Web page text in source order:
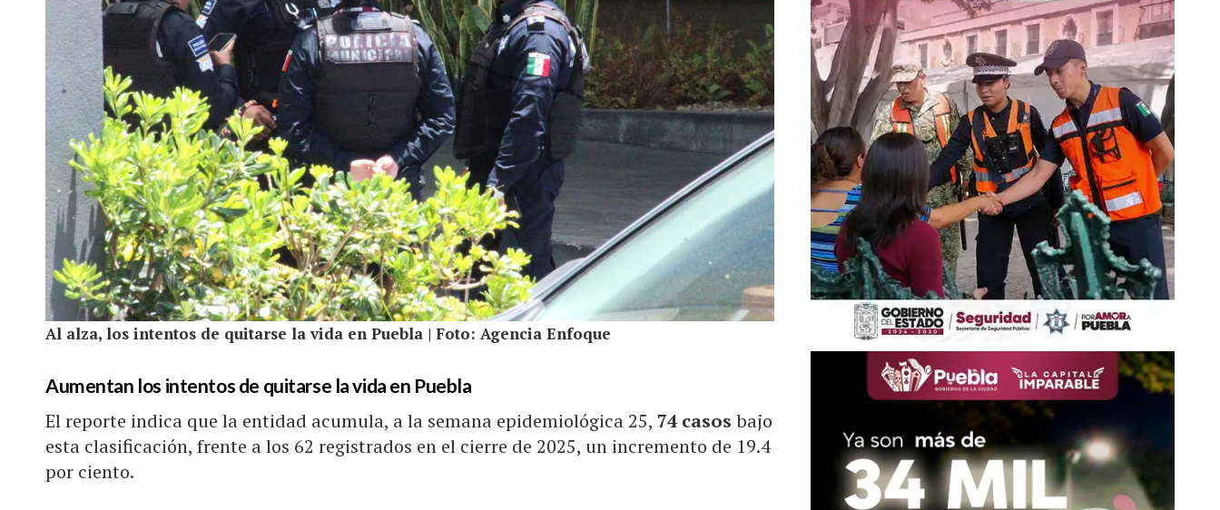
Al alza, los intentos de quitarse la vida en Puebla | Foto: Agencia Enfoque
Aumentan los intentos de quitarse la vida en Puebla
El reporte indica que la entidad acumula, a la semana epidemiológica 25, 74 casos bajo
esta clasificación, frente a los 62 registrados en el cierre de 2025, un incremento de 19.4
por ciento.